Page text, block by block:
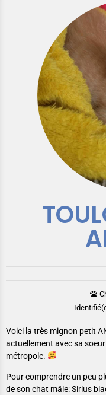
Voici la très mignon petit
actuellement avec sa
métropole.
Pour comprendre un peu
de son chat mâle: Sirius